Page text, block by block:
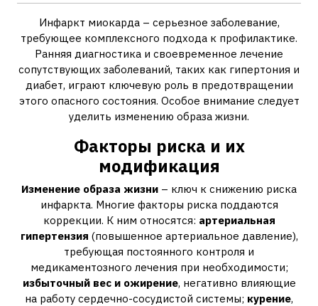
Инфаркт миокарда – серьезное заболевание,
требующее комплексного подхода к профилактике.
Ранняя диагностика и своевременное лечение
сопутствующих заболеваний, таких как гипертония и
диабет, играют ключевую роль в предотвращении
этого опасного состояния. Особое внимание следует
уделить изменению образа жизни.
Факторы риска и их
модификация
Изменение образа жизни – ключ к снижению риска
инфаркта. Многие факторы риска поддаются
коррекции. К ним относятся: артериальная
гипертензия (повышенное артериальное давление),
требующая постоянного контроля и
медикаментозного лечения при необходимости;
избыточный вес и ожирение, негативно влияющие
на работу сердечно-сосудистой системы; курение,